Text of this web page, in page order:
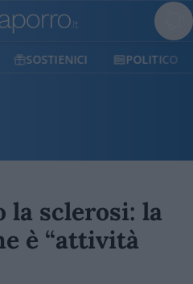
SOSTIENICI POLITICO
la sclerosi: la
è “attività